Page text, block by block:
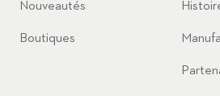
Nouveautés
Boutiques